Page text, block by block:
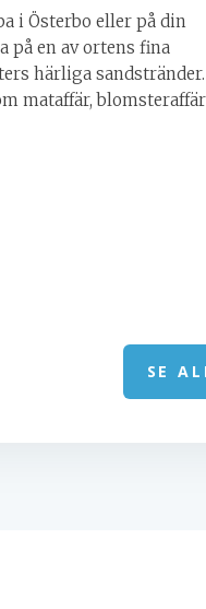
i Österbo eller på din
på en av ortens fina
härliga sandstränder.
mataffär, blomsteraffär
SE